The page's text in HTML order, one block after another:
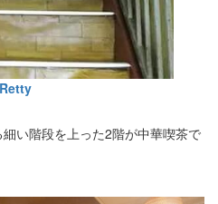
Retty
い階段を上った2階が中華喫茶で